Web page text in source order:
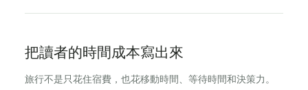
把讀者的時間成本寫出來
旅行不是只花住宿費，也花移動時間、等待時間和決策力。